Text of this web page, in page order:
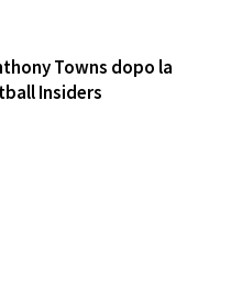
Towns dopo la
Insiders